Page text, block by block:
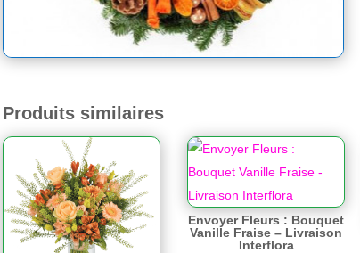
Produits similaires
Envoyer Fleurs : Bouquet
Vanille Fraise – Livraison
Interflora